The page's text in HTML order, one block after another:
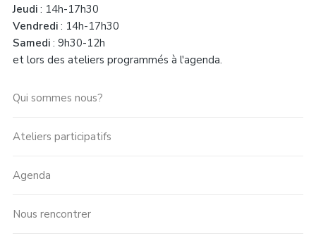
Jeudi: 14h-17h30
Vendredi: 14h-17h30
Samedi: 9h30-12h
et lors des ateliers programmés à l'agenda.
Qui sommes nous?
Ateliers participatifs
Agenda
Nous rencontrer